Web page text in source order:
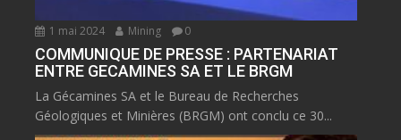
1 mai 2024 Mining 0
COMMUNIQUE DE PRESSE : PARTENARIAT
ENTRE GECAMINES SA ET LE BRGM
La Gécamines SA et le Bureau de Recherches
Géologiques et Minières (BRGM) ont conclu ce 30...